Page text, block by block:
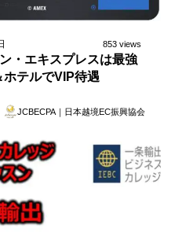
853 views
・エキスプレスは最強
ホテルでVIP待遇
JCBECPA｜日本越境EC振興協会